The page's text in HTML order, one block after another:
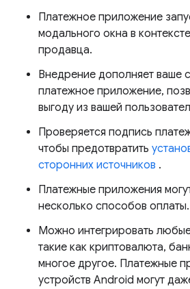
Платежное приложение
модального окна в
продавца.
Внедрение дополняет ваше
платежное приложение,
выгоду из вашей
Проверяется подпись
чтобы предотвратить
сторонних источников .
Платежные приложения
несколько способов оплаты.
Можно интегрировать
такие как криптовалюта,
многое другое. Платежные
устройств Android могут